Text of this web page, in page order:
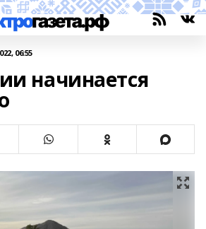
06:55
начинается